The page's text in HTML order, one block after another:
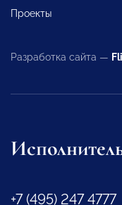
Проекты
Разработка сайта —
+7 (495) 247 4777